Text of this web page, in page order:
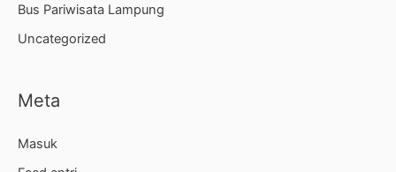
Bus Pariwisata Lampung
Uncategorized
Meta
Masuk